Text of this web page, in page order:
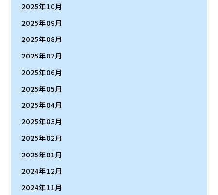
2025年10月
2025年09月
2025年08月
2025年07月
2025年06月
2025年05月
2025年04月
2025年03月
2025年02月
2025年01月
2024年12月
2024年11月